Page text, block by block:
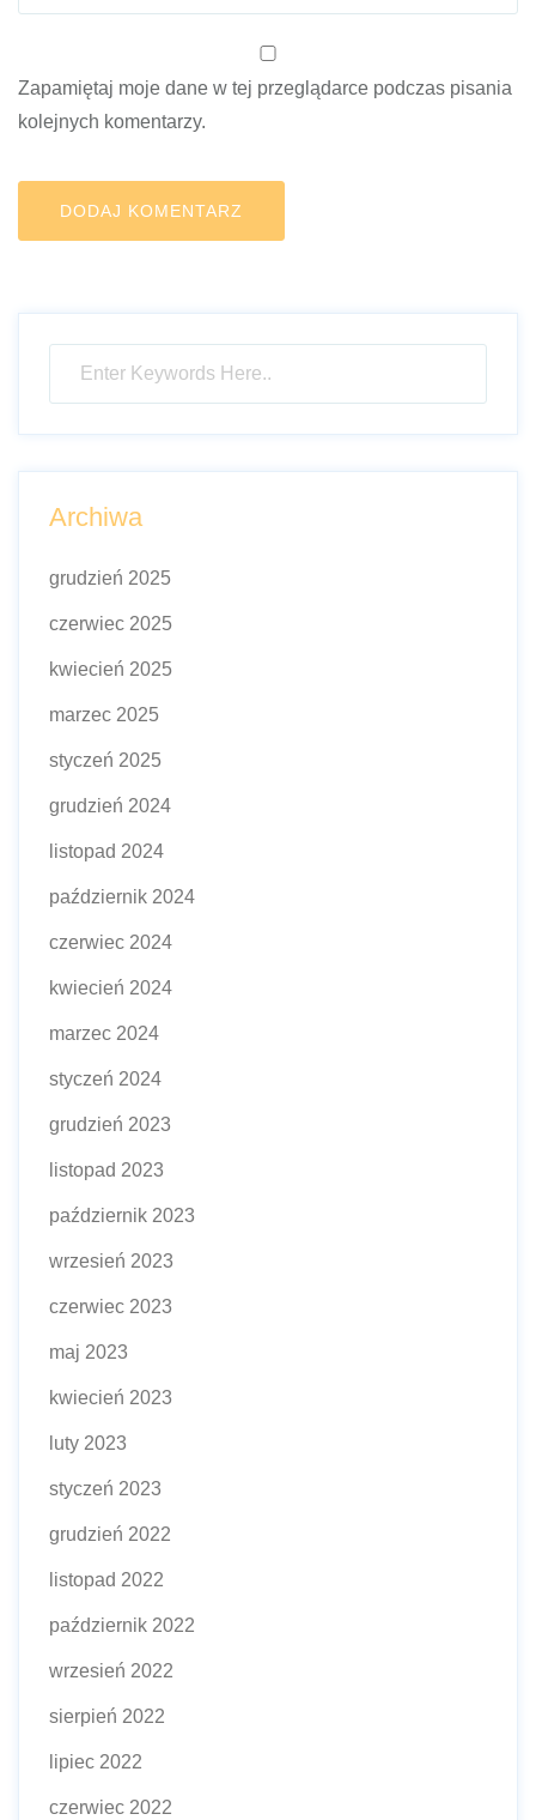
Zapamiętaj moje dane w tej przeglądarce podczas pisania
kolejnych komentarzy.
Archiwa
grudzień 2025
czerwiec 2025
kwiecień 2025
marzec 2025
styczeń 2025
grudzień 2024
listopad 2024
październik 2024
czerwiec 2024
kwiecień 2024
marzec 2024
styczeń 2024
grudzień 2023
listopad 2023
październik 2023
wrzesień 2023
czerwiec 2023
maj 2023
kwiecień 2023
luty 2023
styczeń 2023
grudzień 2022
listopad 2022
październik 2022
wrzesień 2022
sierpień 2022
lipiec 2022
czerwiec 2022